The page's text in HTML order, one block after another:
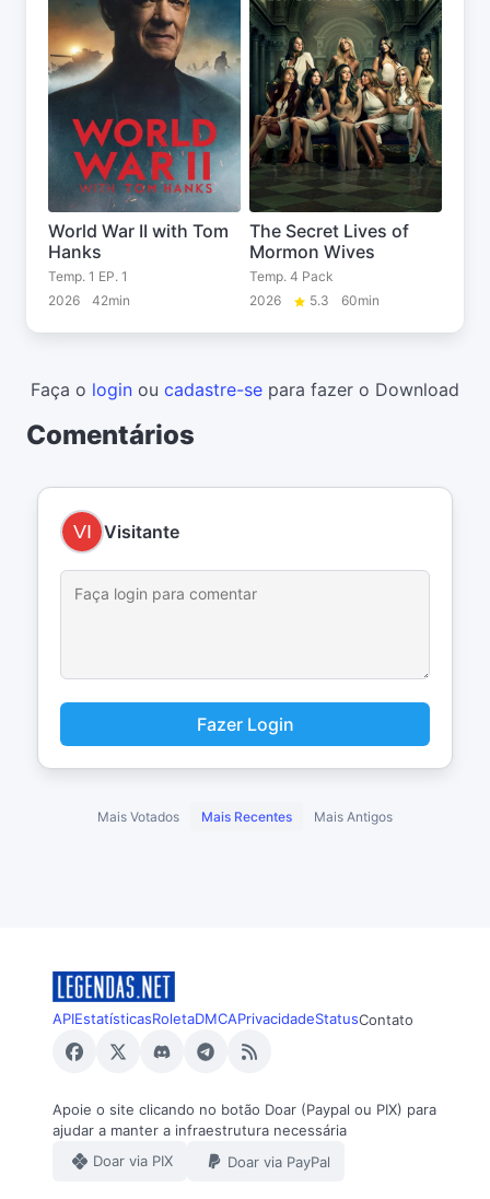
World War II with Tom
Hanks
Temp. 1 EP. 1
2026
42min
The Secret Lives of
Mormon Wives
Temp. 4 Pack
2026
5.3 60min
Faça o login ou cadastre-se para fazer o Download
Comentários
Visitante
Fazer Login
Mais Votados Mais Recentes Mais Antigos
APIEstatísticasRoletaDMCAPrivacidadeStatusContato
Apoie o site clicando no botão Doar (Paypal ou PIX) para
ajudar a manter a infraestrutura necessária
Doar via PIX
Doar via PayPal